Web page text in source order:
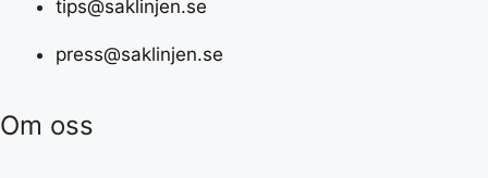
tips@saklinjen.se
press@saklinjen.se
Om oss